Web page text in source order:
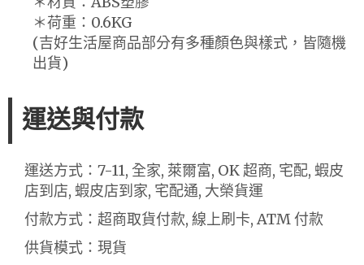
＊荷重：0.6KG
(吉好生活屋商品部分有多種顏色與樣式，皆隨機
出貨)
運送與付款
運送方式：7-11, 全家, 萊爾富, OK 超商, 宅配, 蝦皮
店到店, 蝦皮店到家, 宅配通, 大榮貨運
付款方式：超商取貨付款, 線上刷卡, ATM 付款
供貨模式：現貨